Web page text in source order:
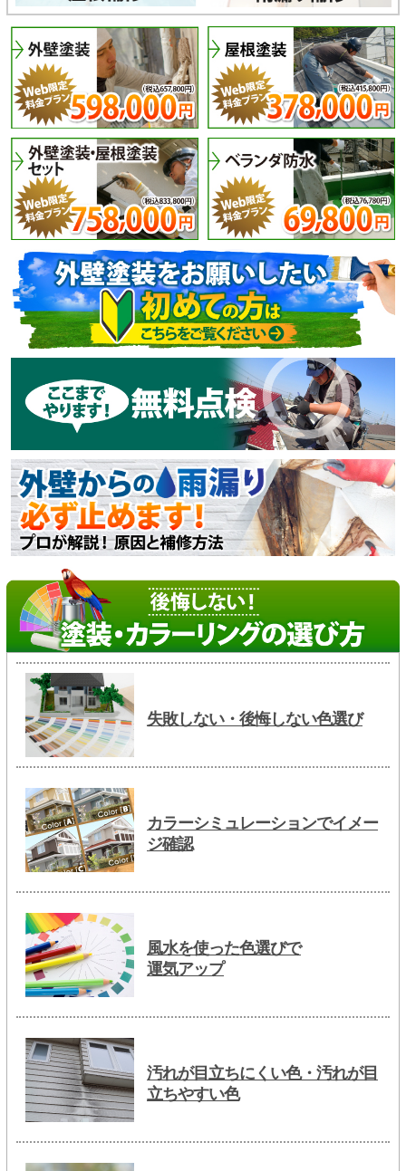
失敗しない・後悔しない色選び
カラーシミュレーションでイメー
ジ確認
風水を使った色選びで
運気アップ
汚れが目立ちにくい色・汚れが目
立ちやすい色